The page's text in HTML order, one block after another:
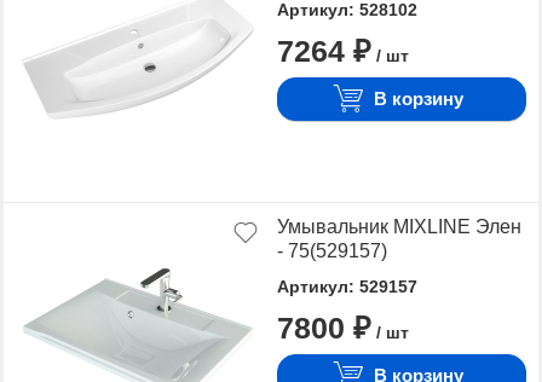
Артикул: 528102
7264 ₽ / шт
В корзину
Умывальник MIXLINE Элен
- 75(529157)
Артикул: 529157
7800 ₽ / шт
В корзину